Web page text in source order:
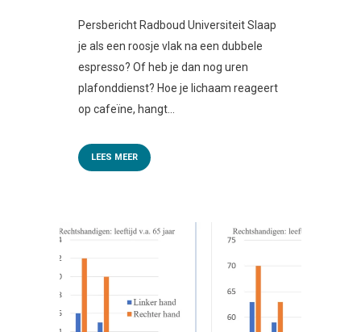
Persbericht Radboud Universiteit Slaap
je als een roosje vlak na een dubbele
espresso? Of heb je dan nog uren
plafonddienst? Hoe je lichaam reageert
op cafeïne, hangt...
LEES MEER